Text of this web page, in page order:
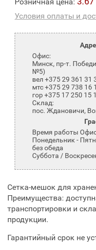
Условия оплаты и
Офис:
Минск, пр-т.
№5)
вел +375 29 361 31
мтс +375 29 738 16
гор +375 17 250 15
Склад:
пос. Ждановичи,
Время работы
Понедельник -
без обеда
Суббота /
Сетка-мешок для
Преимущества:
транспортировки и
продукции.
Гарантийный срок не